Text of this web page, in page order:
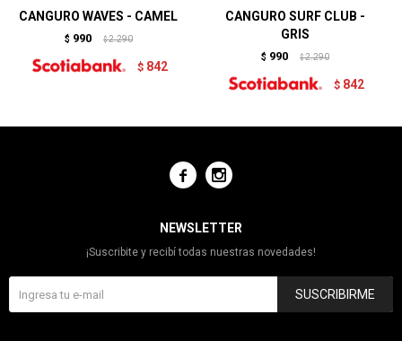
CANGURO WAVES - CAMEL
$ 990 $ 2.290
$ 842
CANGURO SURF CLUB -
GRIS
$ 990 $ 2.290
$ 842
 
NEWSLETTER
¡Suscribite y recibí todas nuestras novedades!
SUSCRIBIRME